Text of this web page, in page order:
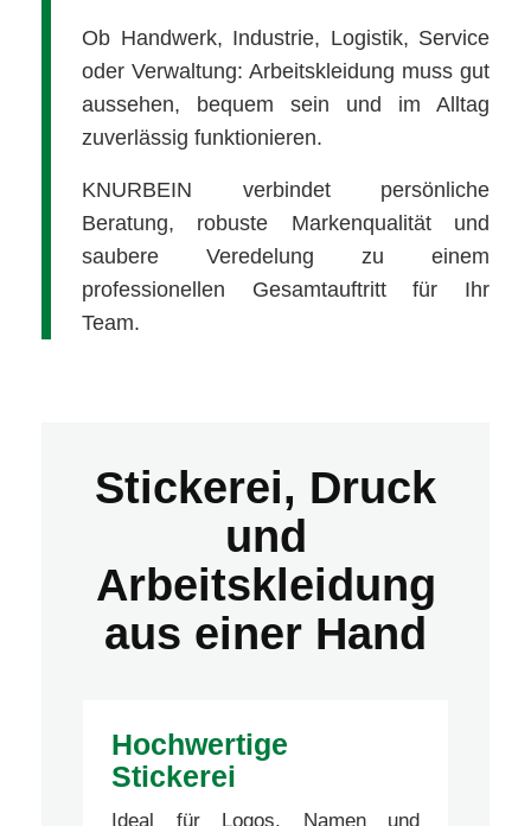
Ob Handwerk, Industrie, Logistik, Service
oder Verwaltung: Arbeitskleidung muss gut
aussehen, bequem sein und im Alltag
zuverlässig funktionieren.
KNURBEIN verbindet persönliche
Beratung, robuste Markenqualität und
saubere Veredelung zu einem
professionellen Gesamtauftritt für Ihr
Team.
Stickerei, Druck
und
Arbeitskleidung
aus einer Hand
Hochwertige
Stickerei
Ideal für Logos, Namen und